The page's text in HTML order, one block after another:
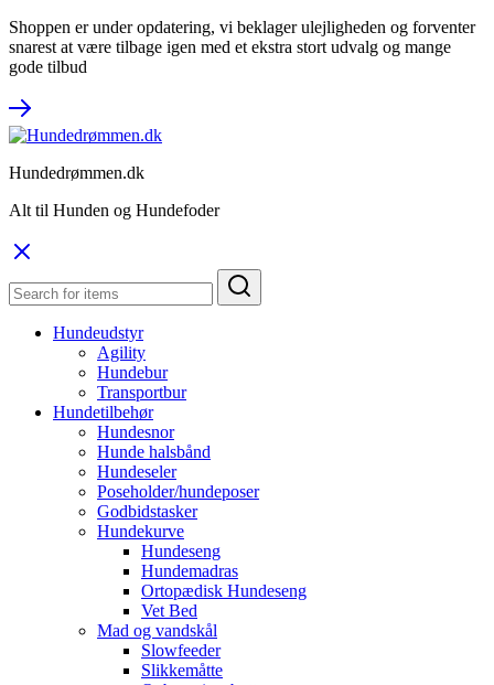
Shoppen er under opdatering, vi beklager ulejligheden og forventer
snarest at være tilbage igen med et ekstra stort udvalg og mange
gode tilbud
Hundedrømmen.dk
Alt til Hunden og Hundefoder
Hundeudstyr
Agility
Hundebur
Transportbur
Hundetilbehør
Hundesnor
Hunde halsbånd
Hundeseler
Poseholder/hundeposer
Godbidstasker
Hundekurve
Hundeseng
Hundemadras
Ortopædisk Hundeseng
Vet Bed
Mad og vandskål
Slowfeeder
Slikkemåtte